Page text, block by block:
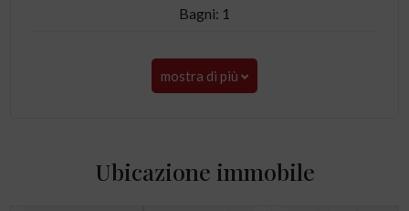
Bagni: 1
mostra di più
Ubicazione immobile